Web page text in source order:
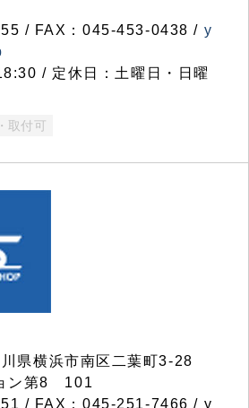
/ FAX：045-453-0438 / y
/ 定休日：土曜日・日曜
取付可
県横浜市南区二葉町3-28
ン第8 101
/ FAX：045-251-7466 / y